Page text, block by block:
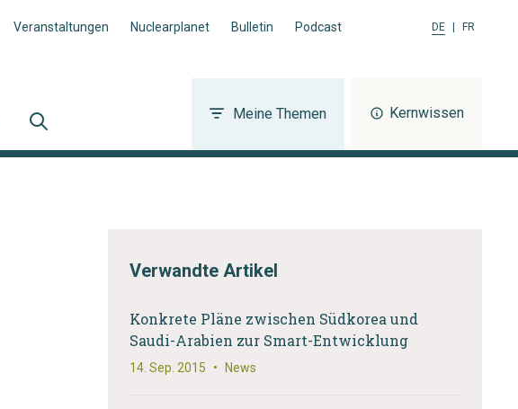
Veranstaltungen Nuclearplanet Bulletin Podcast DE FR
Meine Themen Kernwissen
Verwandte Artikel
Konkrete Pläne zwischen Südkorea und
Saudi-Arabien zur Smart-Entwicklung
14. Sep. 2015 • News